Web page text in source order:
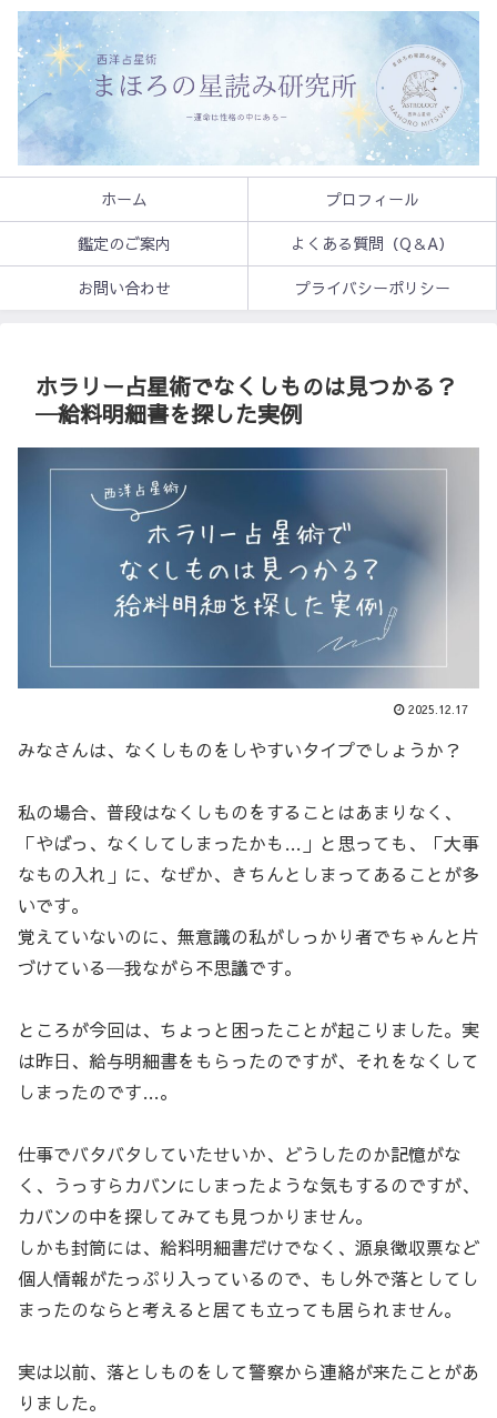
ホーム
プロフィール
鑑定のご案内
よくある質問（Q＆A）
お問い合わせ
プライバシーポリシー
ホラリー占星術でなくしものは見つかる？
─給料明細書を探した実例
2025.12.17
みなさんは、なくしものをしやすいタイプでしょうか？
私の場合、普段はなくしものをすることはあまりなく、
「やばっ、なくしてしまったかも…」と思っても、「大事
なもの入れ」に、なぜか、きちんとしまってあることが多
いです。
覚えていないのに、無意識の私がしっかり者でちゃんと片
づけている─我ながら不思議です。
ところが今回は、ちょっと困ったことが起こりました。実
は昨日、給与明細書をもらったのですが、それをなくして
しまったのです…。
仕事でバタバタしていたせいか、どうしたのか記憶がな
く、うっすらカバンにしまったような気もするのですが、
カバンの中を探してみても見つかりません。
しかも封筒には、給料明細書だけでなく、源泉徴収票など
個人情報がたっぷり入っているので、もし外で落としてし
まったのならと考えると居ても立っても居られません。
実は以前、落としものをして警察から連絡が来たことがあ
りました。